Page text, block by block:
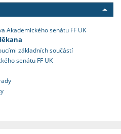
Akademického senátu FF UK
základních součástí
senátu FF UK